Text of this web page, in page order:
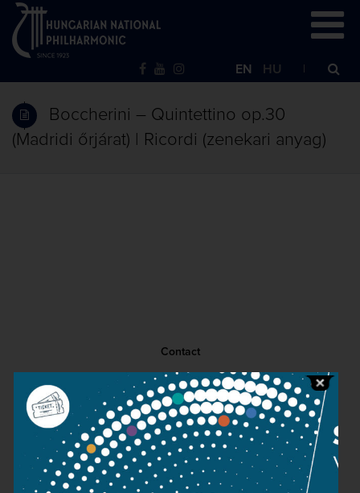
EN HU
Boccherini – Quintettino op.30
(Madridi őrjárat) | Ricordi (zenekari anyag)
Contact
Public information
Press room
Terms and privacy
Imprint